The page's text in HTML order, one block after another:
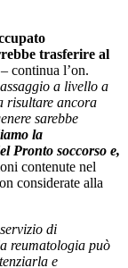
trasferire al
– continua l’on.
a livello a
risultare ancora
sarebbe
la
Pronto soccorso e,
contenute nel
considerate alla
di
reumatologia può
e